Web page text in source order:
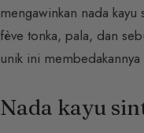
mengawinkan nada
fève tonka, pala, dan
unik ini
Nada kayu